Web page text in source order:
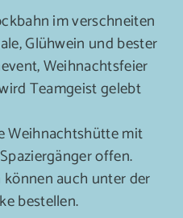
im verschneiten
Glühwein und bester
Weihnachtsfeier
Teamgeist gelebt
Weihnachtshütte mit
offen.
auch unter der
bestellen.